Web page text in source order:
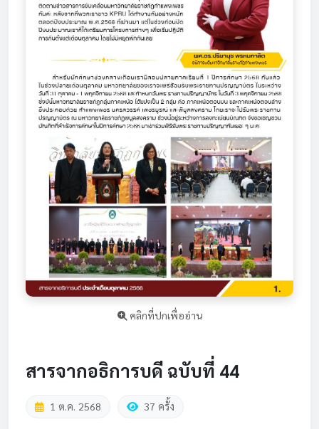
คลิกที่ปกเพื่ออ่าน
สารจากอธิการบดี ฉบับที่ 44
1 ต.ค. 2568 37 ครั้ง